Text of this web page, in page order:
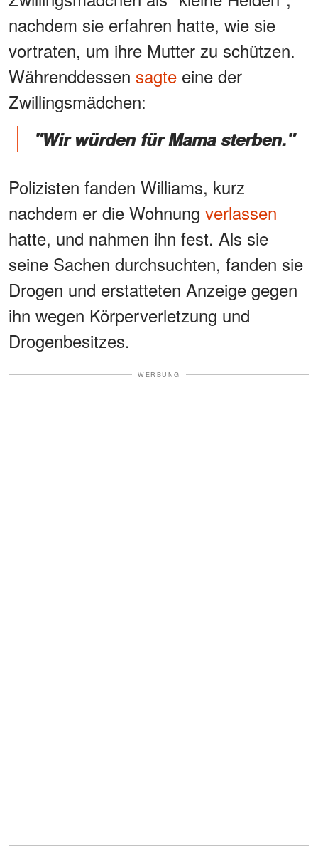
nachdem sie erfahren hatte, wie sie
vortraten, um ihre Mutter zu schützen.
Währenddessen sagte eine der
Zwillingsmädchen:
"Wir würden für Mama sterben."
Polizisten fanden Williams, kurz
nachdem er die Wohnung verlassen
hatte, und nahmen ihn fest. Als sie
seine Sachen durchsuchten, fanden sie
Drogen und erstatteten Anzeige gegen
ihn wegen Körperverletzung und
Drogenbesitzes.
WERBUNG